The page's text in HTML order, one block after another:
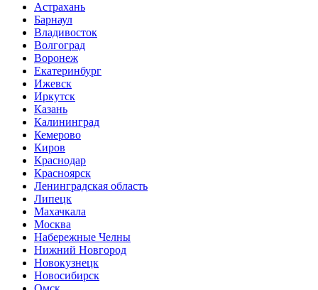
Астрахань
Барнаул
Владивосток
Волгоград
Воронеж
Екатеринбург
Ижевск
Иркутск
Казань
Калининград
Кемерово
Киров
Краснодар
Красноярск
Ленинградская область
Липецк
Махачкала
Москва
Набережные Челны
Нижний Новгород
Новокузнецк
Новосибирск